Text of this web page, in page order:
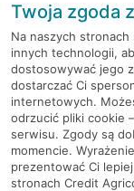
RODO
Regulamin
Mapa serwisu
PolitykaCookies
Twoja zgoda
Na naszych
innych technologii,
dostosowywać jego
dostarczać Ci
internetowych.
odrzucić pliki cookie
serwisu. Zgody są
momencie.
prezentować Ci
stronach Credit